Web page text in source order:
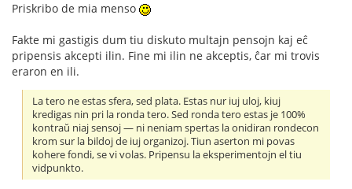
Priskribo de mia menso
Fakte mi gastigis dum tiu diskuto multajn pensojn kaj eĉ
pripensis akcepti ilin. Fine mi ilin ne akceptis, ĉar mi trovis
eraron en ili.
La tero ne estas sfera, sed plata. Estas nur iuj uloj, kiuj
kredigas nin pri la ronda tero. Sed ronda tero estas je 100%
kontraŭ niaj sensoj — ni neniam spertas la onidiran rondecon
krom sur la bildoj de iuj organizoj. Tiun aserton mi povas
kohere fondi, se vi volas. Pripensu la eksperimentojn el tiu
vidpunkto.